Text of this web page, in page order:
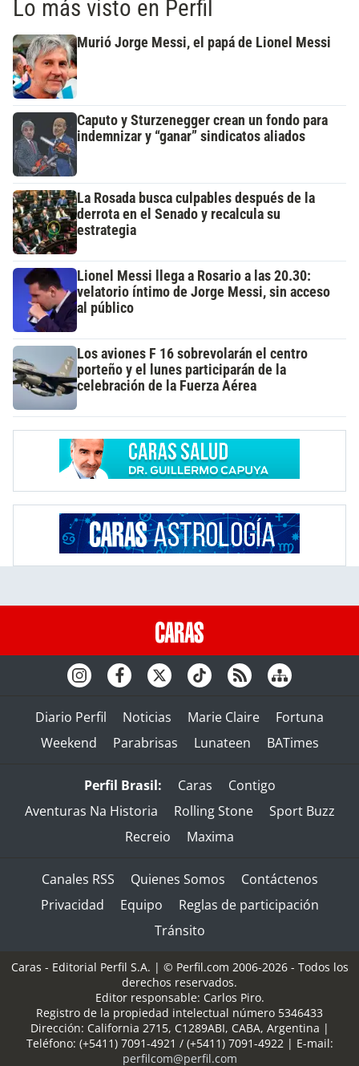
Lo más visto en Perfil
Murió Jorge Messi, el papá de Lionel Messi
Caputo y Sturzenegger crean un fondo para
indemnizar y “ganar” sindicatos aliados
La Rosada busca culpables después de la
derrota en el Senado y recalcula su
estrategia
Lionel Messi llega a Rosario a las 20.30:
velatorio íntimo de Jorge Messi, sin acceso
al público
Los aviones F 16 sobrevolarán el centro
porteño y el lunes participarán de la
celebración de la Fuerza Aérea
Diario Perfil Noticias Marie Claire
Fortuna
Weekend
Parabrisas Lunateen BATimes
Perfil Brasil: Caras
Contigo
Aventuras Na Historia
Rolling Stone
Sport Buzz
Recreio
Maxima
Canales RSS Quienes Somos
Contáctenos
Privacidad
Equipo
Reglas de participación
Tránsito
Caras - Editorial Perfil S.A. | © Perfil.com 2006-2026 - Todos los
derechos reservados.
Editor responsable: Carlos Piro.
Registro de la propiedad intelectual número 5346433
Dirección: California 2715, C1289ABI, CABA, Argentina |
Teléfono: (+5411) 7091-4921 / (+5411) 7091-4922 | E-mail:
perfilcom@perfil.com